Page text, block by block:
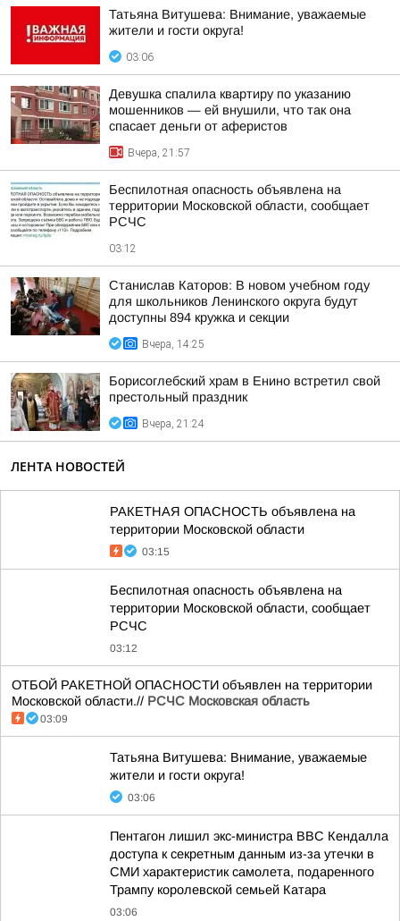
Татьяна Витушева: Внимание, уважаемые
жители и гости округа!
03:06
Девушка спалила квартиру по указанию
мошенников — ей внушили, что так она
спасает деньги от аферистов
Вчера, 21:57
Беспилотная опасность объявлена на
территории Московской области, сообщает
РСЧС
03:12
Станислав Каторов: В новом учебном году
для школьников Ленинского округа будут
доступны 894 кружка и секции
Вчера, 14:25
Борисоглебский храм в Енино встретил свой
престольный праздник
Вчера, 21:24
ЛЕНТА НОВОСТЕЙ
РАКЕТНАЯ ОПАСНОСТЬ объявлена на
территории Московской области
03:15
Беспилотная опасность объявлена на
территории Московской области, сообщает
РСЧС
03:12
ОТБОЙ РАКЕТНОЙ ОПАСНОСТИ объявлен на территории
Московской области.// РСЧС Московская область
03:09
Татьяна Витушева: Внимание, уважаемые
жители и гости округа!
03:06
Пентагон лишил экс-министра ВВС Кендалла
доступа к секретным данным из-за утечки в
СМИ характеристик самолета, подаренного
Трампу королевской семьей Катара
03:06